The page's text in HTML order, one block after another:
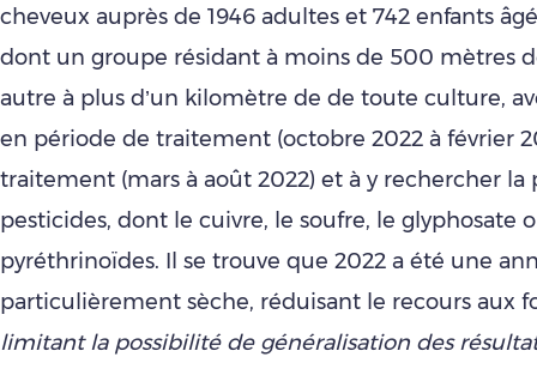
cheveux auprès de 1946 adultes et 742 enfants
dont un groupe résidant à moins de 500 mètres
autre à plus d’un kilomètre de de toute culture,
en période de traitement (octobre 2022 à février
traitement (mars à août 2022) et à y rechercher la
pesticides, dont le cuivre, le soufre, le glyphosate
pyréthrinoïdes. Il se trouve que 2022 a été une
particulièrement sèche, réduisant le recours aux
limitant la possibilité de généralisation des